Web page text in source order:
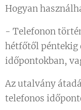
Hogyan
- Telefonon
hétfőtől
időpontokban,
Az utalvány
telefonos